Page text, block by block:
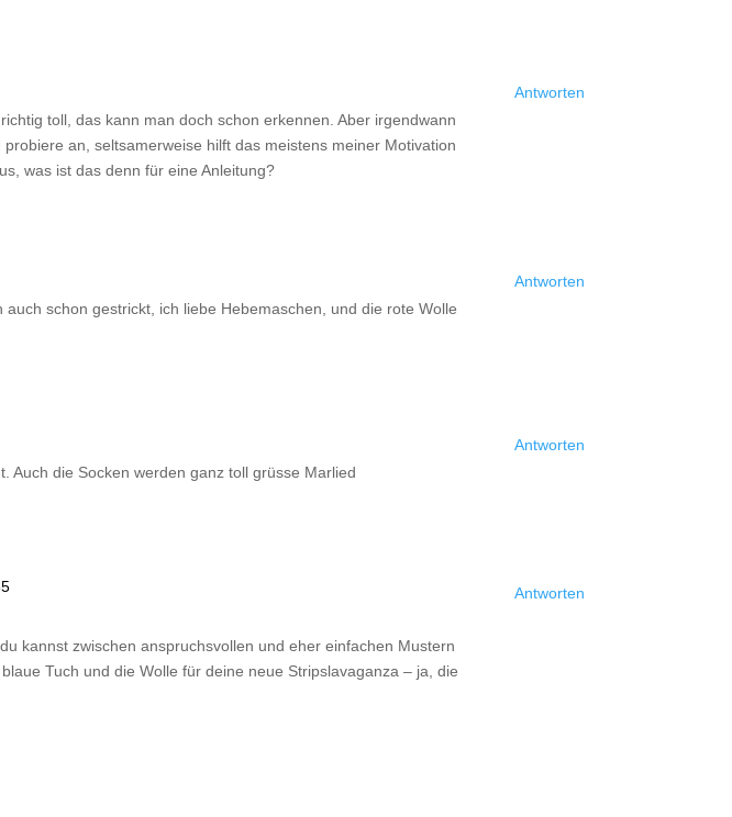
toll, das kann man doch schon erkennen. Aber irgendwann
an, seltsamerweise hilft das meistens meiner Motivation
was ist das denn für eine Anleitung?
Antworten
schon gestrickt, ich liebe Hebemaschen, und die rote Wolle
Antworten
Auch die Socken werden ganz toll grüsse Marlied
Antworten
kannst zwischen anspruchsvollen und eher einfachen Mustern
Tuch und die Wolle für deine neue Stripslavaganza – ja, die
Antworten